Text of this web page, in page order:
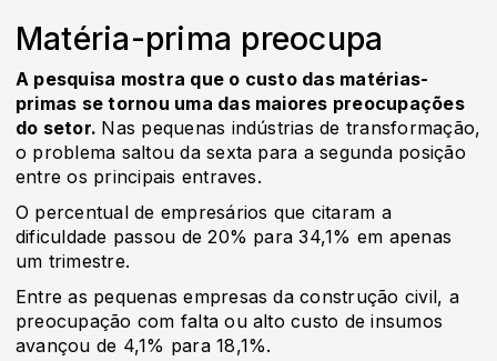
Matéria-prima preocupa
A pesquisa mostra que o custo das matérias-
primas se tornou uma das maiores preocupações
do setor. Nas pequenas indústrias de transformação,
o problema saltou da sexta para a segunda posição
entre os principais entraves.
O percentual de empresários que citaram a
dificuldade passou de 20% para 34,1% em apenas
um trimestre.
Entre as pequenas empresas da construção civil, a
preocupação com falta ou alto custo de insumos
avançou de 4,1% para 18,1%.